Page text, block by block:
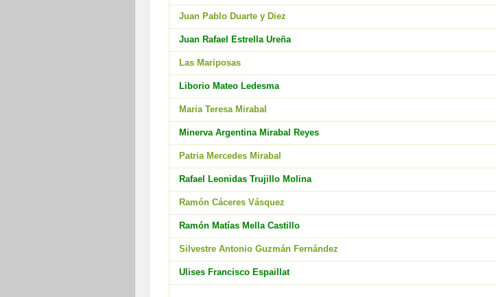
Juan Pablo Duarte y Diez
Juan Rafael Estrella Ureña
Las Mariposas
Liborio Mateo Ledesma
Maria Teresa Mirabal
Minerva Argentina Mirabal Reyes
Patria Mercedes Mirabal
Rafael Leonidas Trujillo Molina
Ramón Cáceres Vásquez
Ramón Matías Mella Castillo
Silvestre Antonio Guzmán Fernández
Ulises Francisco Espaillat